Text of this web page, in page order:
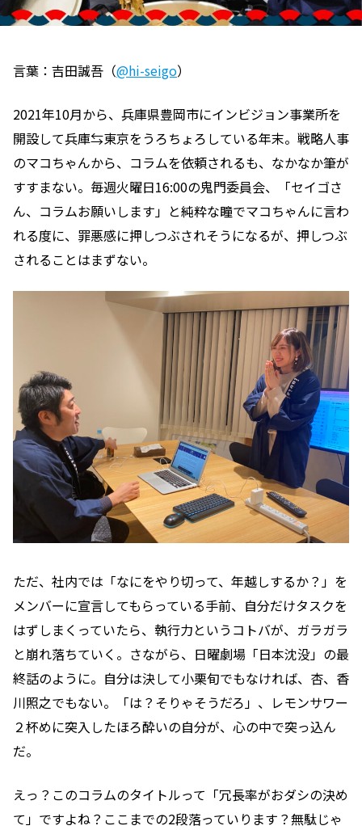
言葉：吉田誠吾（@hi-seigo）
2021年10月から、兵庫県豊岡市にインビジョン事業所を
開設して兵庫⇆東京をうろちょろしている年末。戦略人事
のマコちゃんから、コラムを依頼されるも、なかなか筆が
すすまない。毎週火曜日16:00の鬼門委員会、「セイゴさ
ん、コラムお願いします」と純粋な瞳でマコちゃんに言わ
れる度に、罪悪感に押しつぶされそうになるが、押しつぶ
されることはまずない。
ただ、社内では「なにをやり切って、年越しするか？」を
メンバーに宣言してもらっている手前、自分だけタスクを
はずしまくっていたら、執行力というコトバが、ガラガラ
と崩れ落ちていく。さながら、日曜劇場「日本沈没」の最
終話のように。自分は決して小栗旬でもなければ、杏、香
川照之でもない。「は？そりゃそうだろ」、レモンサワー
２杯めに突入したほろ酔いの自分が、心の中で突っ込ん
だ。
えっ？このコラムのタイトルって「冗長率がおダシの決め
て」ですよね？ここまでの2段落っていります？無駄じゃ